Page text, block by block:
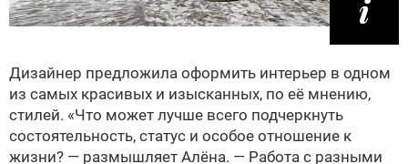
Дизайнер предложила оформить интерьер в одном
из самых красивых и изысканных, по её мнению,
стилей. «Что может лучше всего подчеркнуть
состоятельность, статус и особое отношение к
жизни? — размышляет Алёна. — Работа с разными